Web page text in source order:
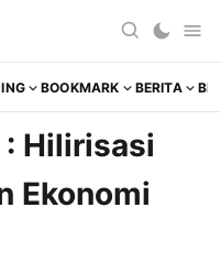
BOOKMARK BERITA
Hilirisasi
Ekonomi